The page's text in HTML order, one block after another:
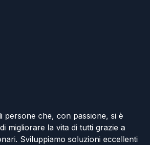
persone che, con passione, si è
migliorare la vita di tutti grazie a
Sviluppiamo soluzioni eccellenti